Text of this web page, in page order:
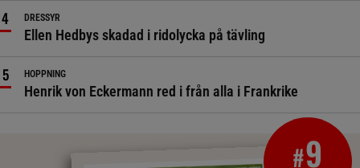
DRESSYR
Ellen Hedbys skadad i ridolycka på tävling
HOPPNING
Henrik von Eckermann red i från alla i Frankrike
#9